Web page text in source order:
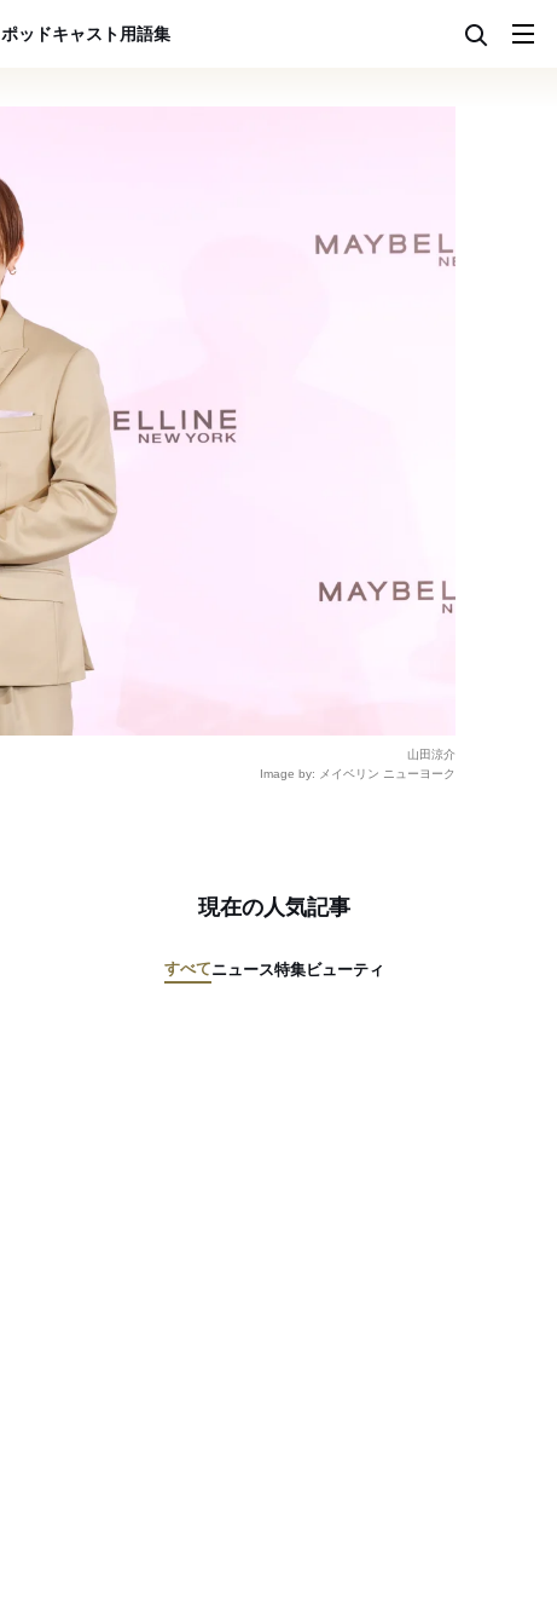
ポッドキャスト用語集
山田涼介
Image by: メイベリン ニューヨーク
現在の人気記事
すべてニュース特集ビューティ